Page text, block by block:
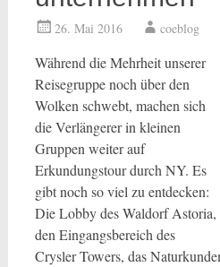
26. Mai 2016 coeblog
Während die Mehrheit unserer
Reisegruppe noch über den
Wolken schwebt, machen sich
die Verlängerer in kleinen
Gruppen weiter auf
Erkundungstour durch NY. Es
gibt noch so viel zu entdecken:
Die Lobby des Waldorf Astoria,
den Eingangsbereich des
Crysler Towers, das